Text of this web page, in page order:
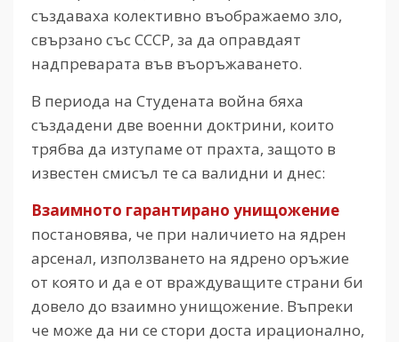
създаваха колективно въображаемо зло,
свързано със СССР, за да оправдаят
надпреварата във въоръжаването.
В периода на Студената война бяха
създадени две военни доктрини, които
трябва да изтупаме от прахта, защото в
известен смисъл те са валидни и днес:
Взаимното гарантирано унищожение
постановява, че при наличието на ядрен
арсенал, използването на ядрено оръжие
от която и да е от враждуващите страни би
довело до взаимно унищожение. Въпреки
че може да ни се стори доста ирационално,